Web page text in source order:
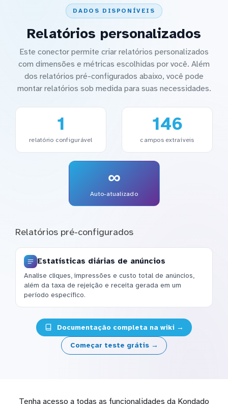
DADOS DISPONÍVEIS
Relatórios personalizados
Este conector permite criar relatórios personalizados
com dimensões e métricas escolhidas por você. Além
dos relatórios pré-configurados abaixo, você pode
montar relatórios sob medida para suas necessidades.
1
relatório configurável
146
campos extraíveis
∞
Auto-atualizado
Relatórios pré-configurados
Estatísticas diárias de anúncios
Analise cliques, impressões e custo total de anúncios,
além da taxa de rejeição e receita gerada em um
período específico.
Documentação completa na wiki →
Começar teste grátis →
Tenha acesso a todas as funcionalidades da Kondado